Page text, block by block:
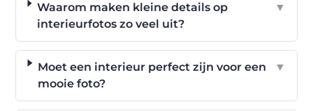
Waarom maken kleine details op
interieurfotos zo veel uit?
▼
Moet een interieur perfect zijn voor een
mooie foto?
▼